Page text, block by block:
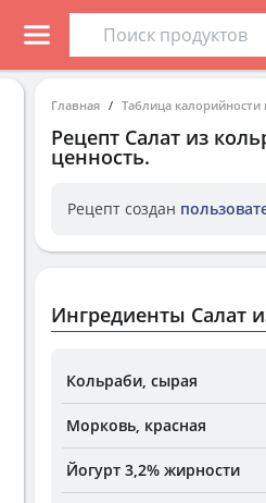
Главная Таблица калорийности
Рецепт Салат из
ценность.
Рецепт создан
Ингредиенты Салат
Кольраби, сырая
Морковь, красная
Йогурт 3,2% жирности